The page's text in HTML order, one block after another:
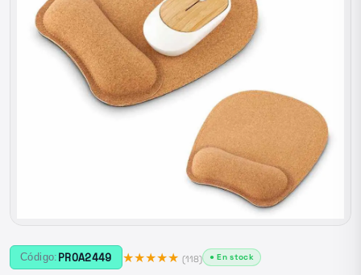
Código: PROA2449 ★★★★★ (118) ● En stock